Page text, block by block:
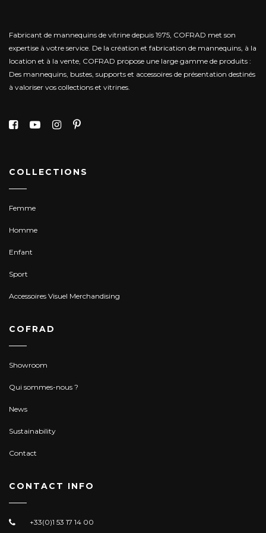
Fabricant de mannequins de vitrine depuis 1975, COFRAD met son
expertise à votre service. De la création et fabrication de mannequins, à la
location et à la vente, COFRAD propose une large gamme de produits :
Des mannequins, bustes, supports et accessoires de présentation destinés
à valoriser vos collections et vitrines.
COLLECTIONS
Femme
Homme
Enfant
Sport
Accessoires Visuel Merchandising
COFRAD
Showroom
Qui sommes-nous ?
News
Sustainability
Contact
CONTACT INFO
+33(0)1 53 17 14 00